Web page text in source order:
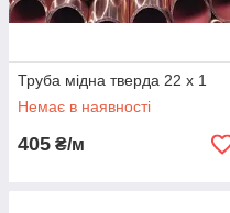
Труба мідна тверда 22 х 1
Немає в наявності
405 ₴/м